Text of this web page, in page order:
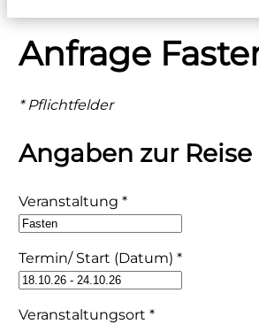
Anfrage
* Pflichtfelder
Angaben zur Reise
Veranstaltung *
Termin/ Start (Datum) *
Veranstaltungsort *